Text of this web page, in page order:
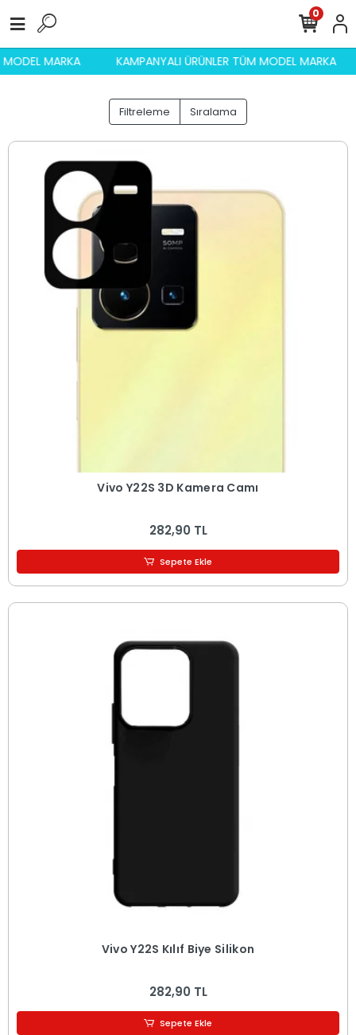
MODEL MARKA KAMPANYALI ÜRÜNLER TÜM MODEL MARKA
0
Filtreleme Sıralama
Vivo Y22S 3D Kamera Camı
282,90 TL
Sepete Ekle
Vivo Y22S Kılıf Biye Silikon
282,90 TL
Sepete Ekle